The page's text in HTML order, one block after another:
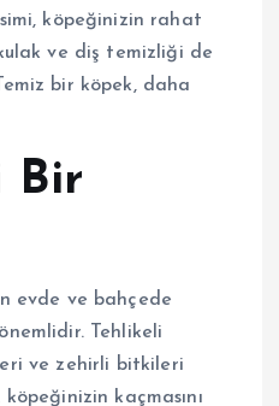
köpeğinizin rahat
ve diş temizliği de
bir köpek, daha
Bir
evde ve bahçede
Tehlikeli
ve zehirli bitkileri
kaçmasını